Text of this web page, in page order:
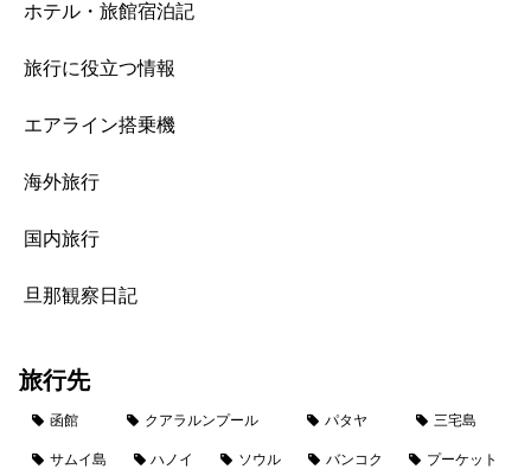
ホテル・旅館宿泊記
旅行に役立つ情報
エアライン搭乗機
海外旅行
国内旅行
旦那観察日記
旅行先
函館 クアラルンプール パタヤ 三宅島
サムイ島 ハノイ ソウル バンコク プーケット